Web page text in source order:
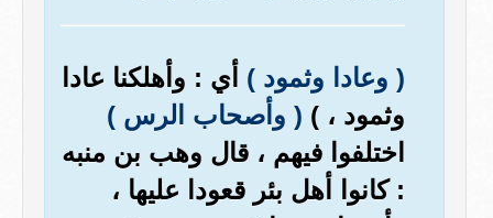
( وعادا وثمود ) أي : وأهلكنا عادا
وثمود ، ) ( وأصحاب الرس )
اختلفوا فيهم ، قال وهب بن منبه
: كانوا أهل بئر قعودا عليها ،